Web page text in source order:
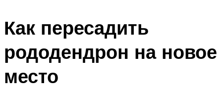
Как пересадить
рододендрон на новое
место